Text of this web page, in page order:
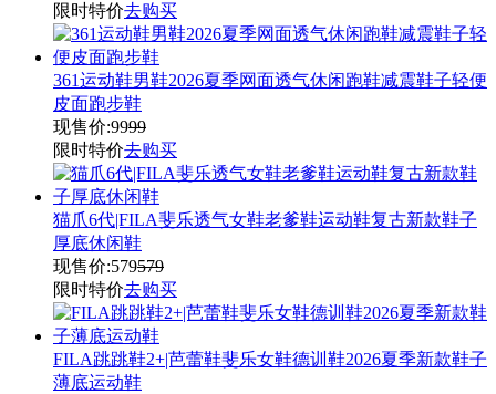
限时特价去购买
361运动鞋男鞋2026夏季网面透气休闲跑鞋减震鞋子轻便
皮面跑步鞋
现售价:9999
限时特价去购买
猫爪6代|FILA斐乐透气女鞋老爹鞋运动鞋复古新款鞋子
厚底休闲鞋
现售价:579579
限时特价去购买
FILA跳跳鞋2+|芭蕾鞋斐乐女鞋德训鞋2026夏季新款鞋子
薄底运动鞋